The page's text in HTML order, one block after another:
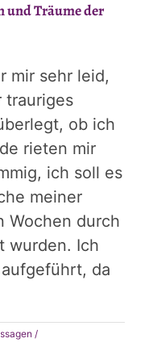
und Träume der
mir sehr leid,
trauriges
ob ich
rieten mir
ich soll es
meiner
Wochen durch
wurden. Ich
da
/